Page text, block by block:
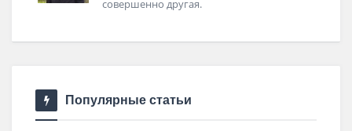
совершенно другая.
Популярные статьи